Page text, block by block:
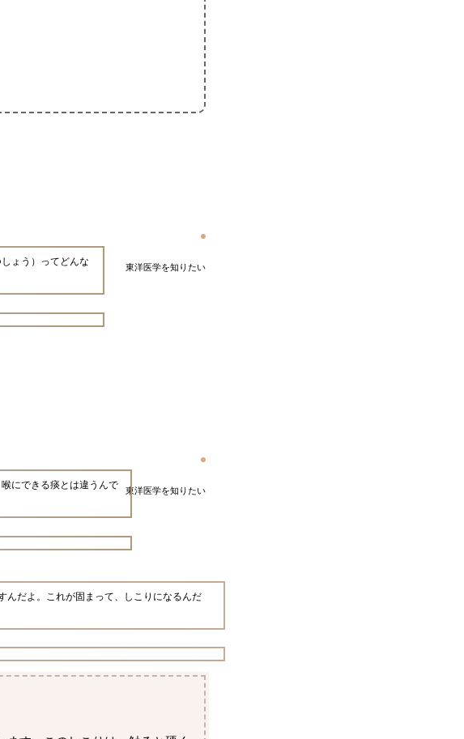
東洋医学を知りたい
ょう）ってどんな
東洋医学を知りたい
喉にできる痰とは違うんで
んだよ。これが固まって、しこりになるんだ